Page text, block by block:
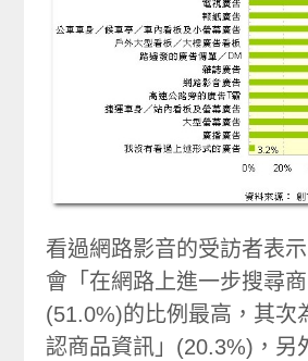
看過網路影音的受訪者表
會「在網路上進一步搜尋商
(51.0%)的比例最高，其次
認商品資訊」(20.3%)，另